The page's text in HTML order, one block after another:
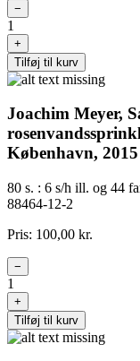
−
1
+
Tilføj til kurv
Joachim Meyer,
København, 2015
80 s. : 6 s/h ill. og 44
88464-12-2
Pris: 100,00 kr.
−
1
+
Tilføj til kurv